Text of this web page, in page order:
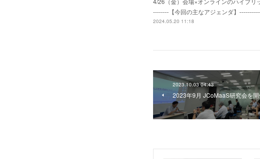
--------【今回の主なアジェンダ】
2024.05.20 11:18
2023.10.03 04:43
2023年9月 JCoMaaS研究会を